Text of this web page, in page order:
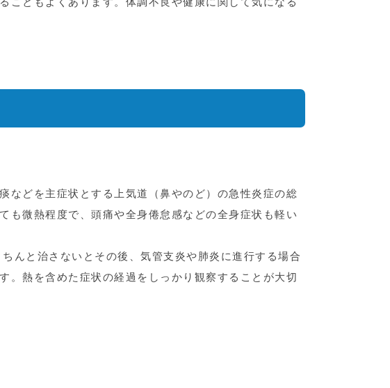
などを主症状とする上気道（鼻やのど）の急性炎症の総
も微熱程度で、頭痛や全身倦怠感などの全身症状も軽い
んと治さないとその後、気管支炎や肺炎に進行する場合
。熱を含めた症状の経過をしっかり観察することが大切